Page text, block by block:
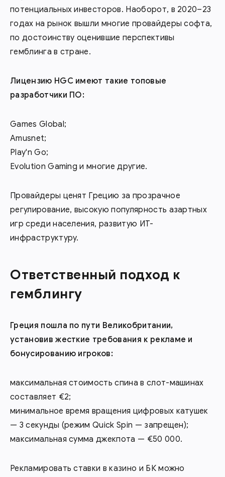
потенциальных инвесторов. Наоборот, в 2020–23
годах на рынок вышли многие провайдеры софта,
по достоинству оценившие перспективы
гемблинга в стране.
Лицензию HGC имеют такие топовые
разработчики ПО:
Games Global;
Amusnet;
Play'n Go;
Evolution Gaming и многие другие.
Провайдеры ценят Грецию за прозрачное
регулирование, высокую популярность азартных
игр среди населения, развитую ИТ-
инфраструктуру.
Ответственный подход к
гемблингу
Греция пошла по пути Великобритании,
установив жесткие требования к рекламе и
бонусированию игроков:
максимальная стоимость спина в слот-машинах
составляет €2;
минимальное время вращения цифровых катушек
— 3 секунды (режим Quick Spin — запрещен);
максимальная сумма джекпота — €50 000.
Рекламировать ставки в казино и БК можно